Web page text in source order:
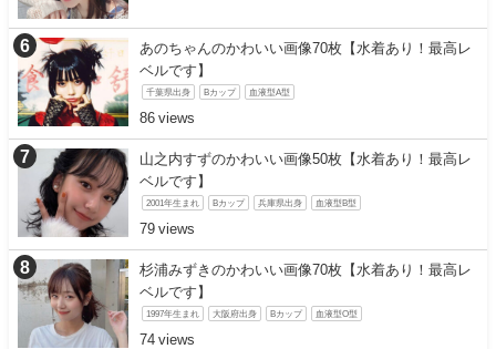
あのちゃんのかわいい画像70枚【水着あり！最高レ
ベルです】
千葉県出身 Bカップ 血液型A型
86
山之内すずのかわいい画像50枚【水着あり！最高レ
ベルです】
2001年生まれ Bカップ 兵庫県出身 血液型B型
79
杉浦みずきのかわいい画像70枚【水着あり！最高レ
ベルです】
1997年生まれ 大阪府出身 Bカップ 血液型O型
74